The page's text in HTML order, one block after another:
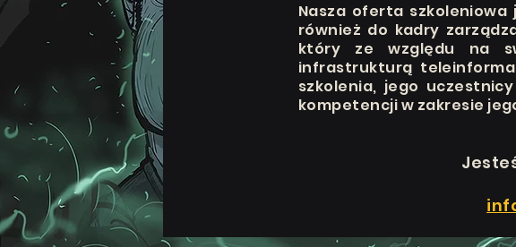
Nasza oferta
również do kadry
który ze względu na
infrastrukturą
szkolenia, jego
kompetencji w zakresie